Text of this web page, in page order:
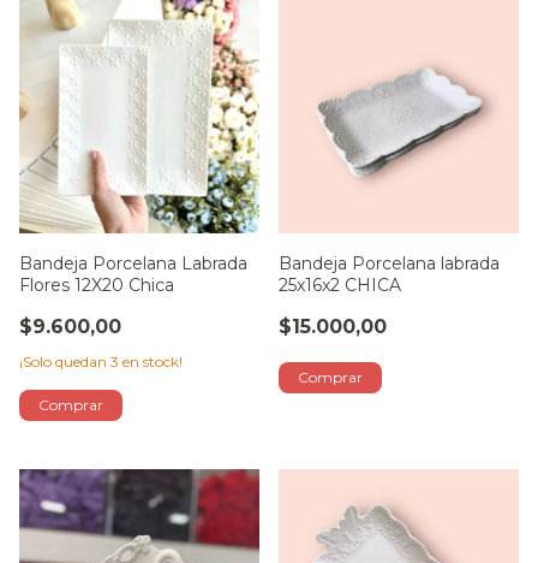
Bandeja Porcelana Labrada
Flores 12X20 Chica
$9.600,00
¡Solo quedan 3 en stock!
Bandeja Porcelana labrada
25x16x2 CHICA
$15.000,00